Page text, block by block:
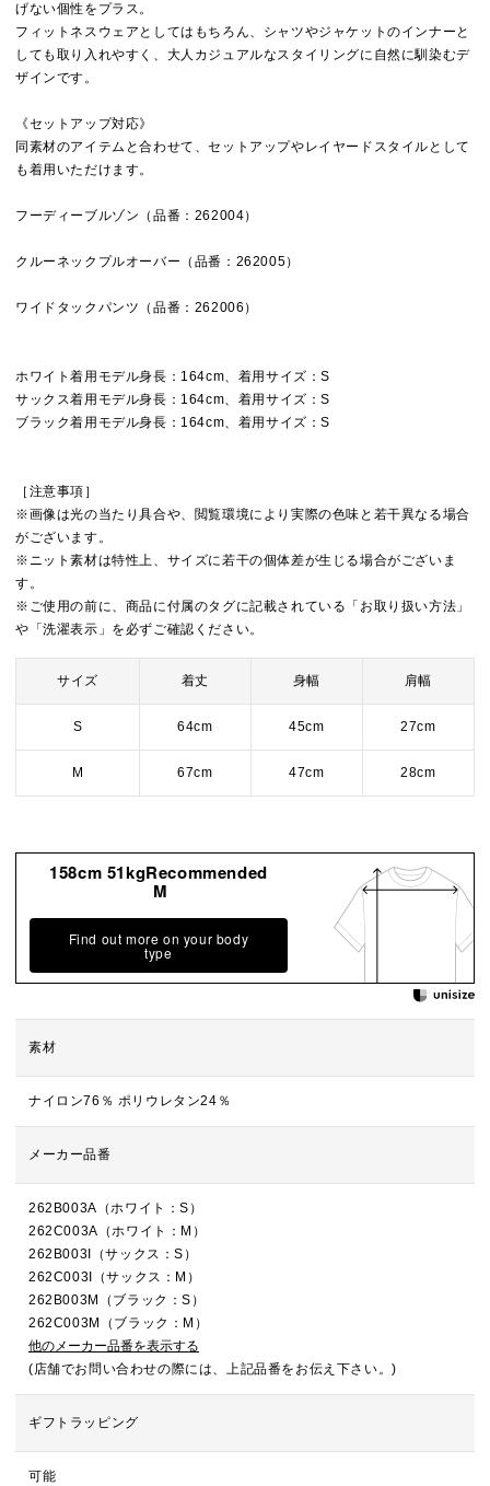
げない個性をプラス。
フィットネスウェアとしてはもちろん、シャツやジャケットのインナーと
しても取り入れやすく、大人カジュアルなスタイリングに自然に馴染むデ
ザインです。
《セットアップ対応》
同素材のアイテムと合わせて、セットアップやレイヤードスタイルとして
も着用いただけます。
フーディーブルゾン（品番：262004）
クルーネックプルオーバー（品番：262005）
ワイドタックパンツ（品番：262006）
ホワイト着用モデル身長：164cm、着用サイズ：S
サックス着用モデル身長：164cm、着用サイズ：S
ブラック着用モデル身長：164cm、着用サイズ：S
［注意事項］
※画像は光の当たり具合や、閲覧環境により実際の色味と若干異なる場合
がございます。
※ニット素材は特性上、サイズに若干の個体差が生じる場合がございま
す。
※ご使用の前に、商品に付属のタグに記載されている「お取り扱い方法」
や「洗濯表示」を必ずご確認ください。
サイズ 着丈 身幅 肩幅
S 64cm 45cm 27cm
M 67cm 47cm 28cm
158cm 51kgRecommended
M
Find out more on your body
type
素材
ナイロン76％ ポリウレタン24％
メーカー品番
262B003A（ホワイト：S）
262C003A（ホワイト：M）
262B003I（サックス：S）
262C003I（サックス：M）
262B003M（ブラック：S）
262C003M（ブラック：M）
他のメーカー品番を表示する
(店舗でお問い合わせの際には、上記品番をお伝え下さい。)
ギフトラッピング
可能